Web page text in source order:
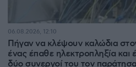
Πήγαν να κλέψουν καλώδια
ένας έπαθε ηλεκτροπληξία και
δύο συνεργοί του τον
06.08.2026, 12:10